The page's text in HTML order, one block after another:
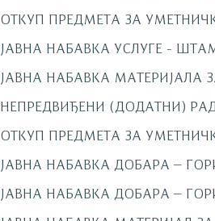
ОТКУП ПРЕДМЕТА ЗА
ЈАВНА НАБАВКА УСЛУГЕ -
ЈАВНА НАБАВКА МАТЕРИЈАЛА
НЕПРЕДВИЂЕНИ (ДОДАТНИ)
ОТКУП ПРЕДМЕТА ЗА
ЈАВНА НАБАВКA ДОБАРА –
ЈАВНА НАБАВКA ДОБАРА –